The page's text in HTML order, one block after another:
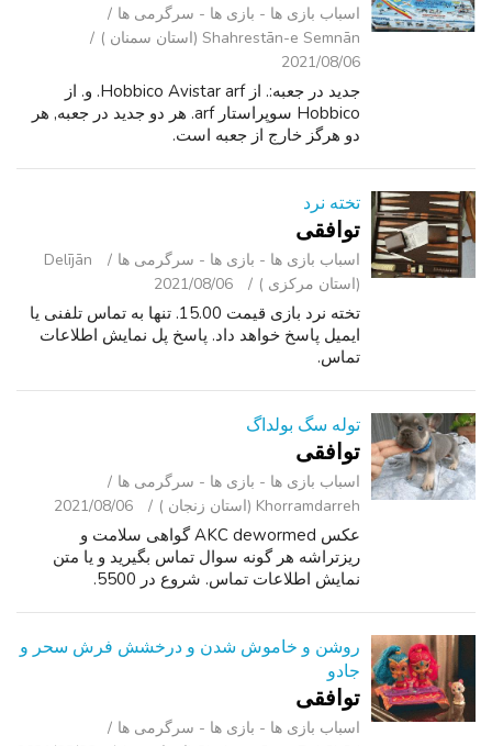
اسباب‌ بازی ها - بازی ها - سرگرمی ‌ها
Shahrestān-e Semnān (استان سمنان )
2021/08/06
جدید در جعبه:. از Hobbico Avistar arf. و. از
Hobbico سوپراستار arf. هر دو جدید در جعبه, هر
دو هرگز خارج از جعبه است.
تخته نرد
توافقی
اسباب‌ بازی ها - بازی ها - سرگرمی ‌ها
Delījān
(استان مرکزی )
2021/08/06
تخته نرد بازی قیمت 15.00. تنها به تماس تلفنی یا
ایمیل پاسخ خواهد داد. پاسخ پل نمایش اطلاعات
تماس.
توله سگ بولداگ
توافقی
اسباب‌ بازی ها - بازی ها - سرگرمی ‌ها
Khorramdarreh (استان زنجان )
2021/08/06
عکس AKC dewormed گواهی سلامت و
ریزتراشه هر گونه سوال تماس بگیرید و یا متن
نمایش اطلاعات تماس. شروع در 5500.
روشن و خاموش شدن و درخشش فرش سحر و
جادو
توافقی
اسباب‌ بازی ها - بازی ها - سرگرمی ‌ها